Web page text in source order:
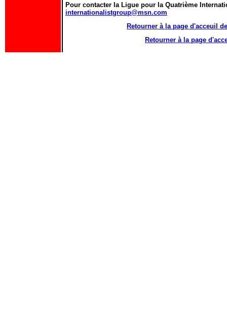
Pour contacter la Ligue pour la Quatrième
internationalistgroup@msn.com
Retourner à la page d'acceuil
Retourner à la page